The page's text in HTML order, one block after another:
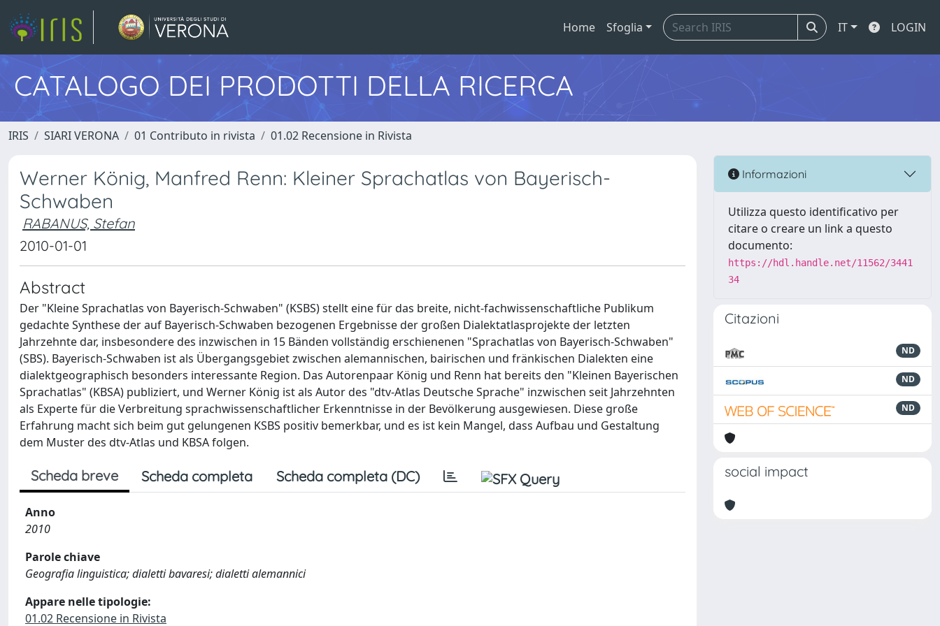
Home Sfoglia IT LOGIN
CATALOGO DEI PRODOTTI DELLA RICERCA
IRIS SIARI VERONA 01 Contributo in rivista 01.02 Recensione in Rivista
Werner König, Manfred Renn: Kleiner Sprachatlas von Bayerisch-
Schwaben
RABANUS, Stefan
2010-01-01
Abstract
Der "Kleine Sprachatlas von Bayerisch-Schwaben" (KSBS) stellt eine für das breite, nicht-fachwissenschaftliche Publikum
gedachte Synthese der auf Bayerisch-Schwaben bezogenen Ergebnisse der großen Dialektatlasprojekte der letzten
Jahrzehnte dar, insbesondere des inzwischen in 15 Bänden vollständig erschienenen "Sprachatlas von Bayerisch-Schwaben"
(SBS). Bayerisch-Schwaben ist als Übergangsgebiet zwischen alemannischen, bairischen und fränkischen Dialekten eine
dialektgeographisch besonders interessante Region. Das Autorenpaar König und Renn hat bereits den "Kleinen Bayerischen
Sprachatlas" (KBSA) publiziert, und Werner König ist als Autor des "dtv-Atlas Deutsche Sprache" inzwischen seit Jahrzehnten
als Experte für die Verbreitung sprachwissenschaftlicher Erkenntnisse in der Bevölkerung ausgewiesen. Diese große
Erfahrung macht sich beim gut gelungenen KSBS positiv bemerkbar, und es ist kein Mangel, dass Aufbau und Gestaltung
dem Muster des dtv-Atlas und KBSA folgen.
Scheda breve Scheda completa Scheda completa (DC)
Anno
2010
Parole chiave
Geografia linguistica; dialetti bavaresi; dialetti alemannici
Appare nelle tipologie:
01.02 Recensione in Rivista
Informazioni
Utilizza questo identificativo per
citare o creare un link a questo
documento:
https://hdl.handle.net/11562/3441
34
Citazioni
ND
ND
ND
social impact